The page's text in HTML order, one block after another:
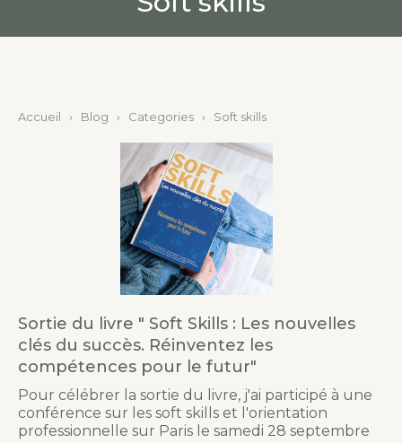
Accueil › Blog › Categories › Soft skills
Sortie du livre " Soft Skills : Les nouvelles
clés du succès. Réinventez les
compétences pour le futur"
Pour célébrer la sortie du livre, j'ai participé à une
conférence sur les soft skills et l'orientation
professionnelle sur Paris le samedi 28 septembre